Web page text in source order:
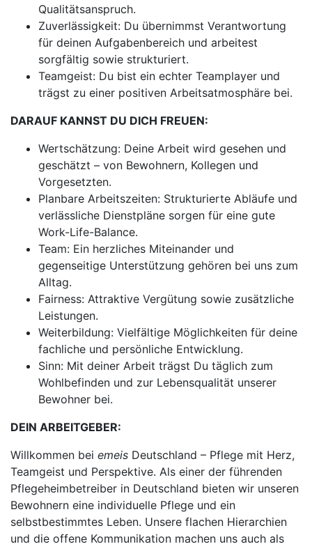
Qualitätsanspruch.
Zuverlässigkeit: Du übernimmst Verantwortung
für deinen Aufgabenbereich und arbeitest
sorgfältig sowie strukturiert.
Teamgeist: Du bist ein echter Teamplayer und
trägst zu einer positiven Arbeitsatmosphäre bei.
DARAUF KANNST DU DICH FREUEN:
Wertschätzung: Deine Arbeit wird gesehen und
geschätzt – von Bewohnern, Kollegen und
Vorgesetzten.
Planbare Arbeitszeiten: Strukturierte Abläufe und
verlässliche Dienstpläne sorgen für eine gute
Work-Life-Balance.
Team: Ein herzliches Miteinander und
gegenseitige Unterstützung gehören bei uns zum
Alltag.
Fairness: Attraktive Vergütung sowie zusätzliche
Leistungen.
Weiterbildung: Vielfältige Möglichkeiten für deine
fachliche und persönliche Entwicklung.
Sinn: Mit deiner Arbeit trägst Du täglich zum
Wohlbefinden und zur Lebensqualität unserer
Bewohner bei.
DEIN ARBEITGEBER:
Willkommen bei emeis Deutschland – Pflege mit Herz,
Teamgeist und Perspektive. Als einer der führenden
Pflegeheimbetreiber in Deutschland bieten wir unseren
Bewohnern eine individuelle Pflege und ein
selbstbestimmtes Leben. Unsere flachen Hierarchien
und die offene Kommunikation machen uns auch als